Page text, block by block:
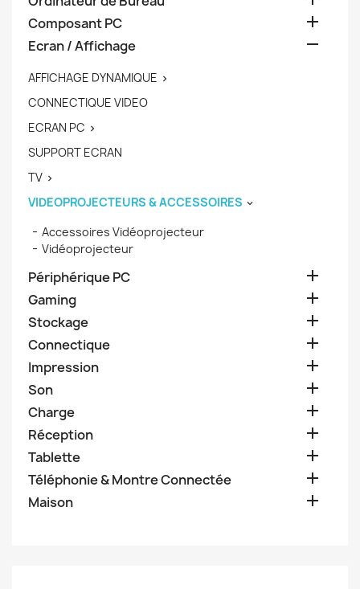
Composant PC 
Ecran / Affichage 
AFFICHAGE DYNAMIQUE 
CONNECTIQUE VIDEO
ECRAN PC 
SUPPORT ECRAN
TV 
VIDEOPROJECTEURS & ACCESSOIRES 
Accessoires Vidéoprojecteur
Vidéoprojecteur
Périphérique PC 
Gaming 
Stockage 
Connectique 
Impression 
Son 
Charge 
Réception 
Tablette 
Téléphonie & Montre Connectée 
Maison 